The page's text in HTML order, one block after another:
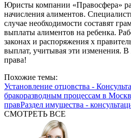
Юристы компании «Правосфера»
начисления алиментов.
случае необходимости составят
выплаты алиментов на ребенка.
законах и распоряжения х
выплат, учитывая эти изменения.
права!
Похожие темы:
Установление отцовства -
бракоразводным процессам в
правРаздел имущества -
СМОТРЕТЬ ВСЕ